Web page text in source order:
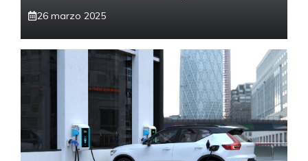
26 marzo 2025